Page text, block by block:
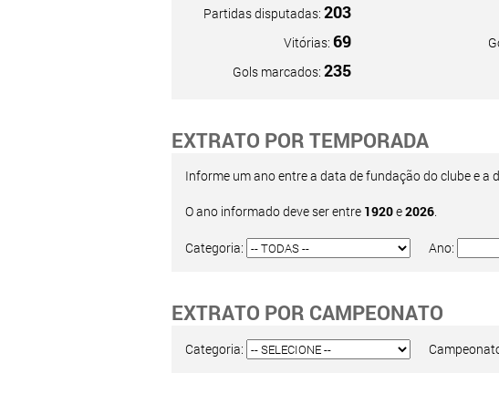
Partidas disputadas: 203
Vitórias: 69
Gols marcados: 235
EXTRATO POR TEMPORADA
Informe um ano entre a data de fundação do clube e
O ano informado deve ser entre 1920e2026.
Categoria: Ano:
EXTRATO POR CAMPEONATO
Categoria: